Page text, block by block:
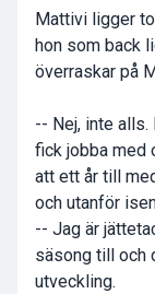
Mattivi ligger
hon som back
överraskar på
-- Nej, inte alls.
fick jobba med
att ett år till
och utanför
-- Jag är
säsong till och
utveckling.